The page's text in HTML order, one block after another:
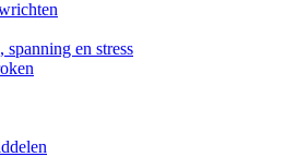
spanning en stress